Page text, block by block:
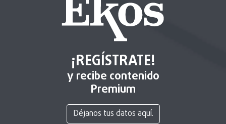
¡REGÍSTRATE!
y recibe contenido
Premium
Déjanos tus datos aquí.